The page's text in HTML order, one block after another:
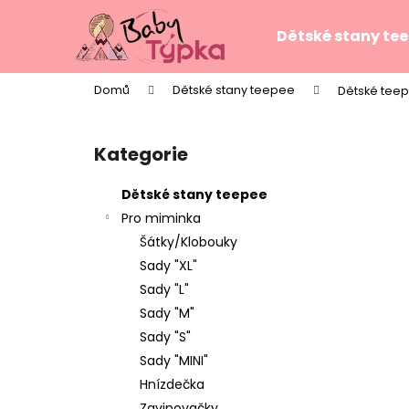
Dětské stany
Domů Dětské stany teepee Dětské
Přeskočit
kategorie
Kategorie
Dětské stany teepee
Pro miminka
Šátky/Klobouky
Sady "XL"
Sady "L"
Sady "M"
Sady "S"
Sady "MINI"
Hnízdečka
í
Zpět
do
obchodu
Zpět
do
obchodu
TEEPE PRO DĚTI STARS PINK